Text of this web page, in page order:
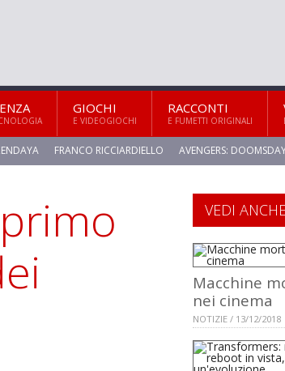
GIOCHI
E VIDEOGIOCHI
RACCONTI
E FUMETTI ORIGINALI
FRANCO RICCIARDIELLO AVENGERS:
VEDI ANCHE
Macchine
nei cinema
NOTIZIE / 13/12/2018